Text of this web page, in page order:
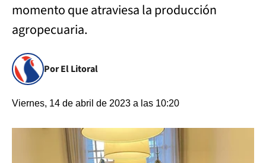
momento que atraviesa la producción
agropecuaria.
Por El Litoral
Viernes, 14 de abril de 2023 a las 10:20